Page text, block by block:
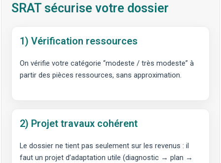
SRAT sécurise votre dossier
1) Vérification ressources
On vérifie votre catégorie “modeste / très modeste” à
partir des pièces ressources, sans approximation.
2) Projet travaux cohérent
Le dossier ne tient pas seulement sur les revenus : il
faut un projet d’adaptation utile (diagnostic → plan →